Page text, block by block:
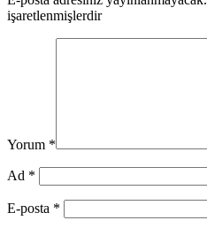
işaretlenmişlerdir
Yorum *
Ad *
E-posta *